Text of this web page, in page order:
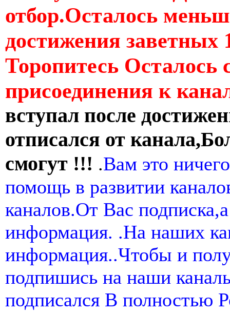
отбор.Осталось
достижения заветных
Торопитесь Осталось
присоединения к
вступал после
отписался от
смогут !!! .Вам это
помощь в развитии
каналов.От Вас
информация. .На наших
информация..Чтобы и
подпишись на наши
подписался В полностью